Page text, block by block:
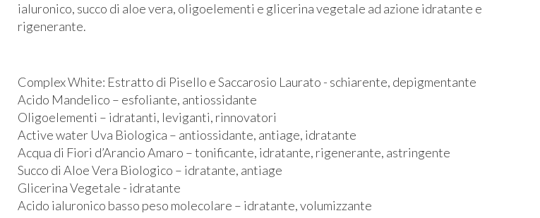
ialuronico, succo di aloe vera, oligoelementi e glicerina vegetale ad azione idratante e
rigenerante.
Complex White: Estratto di Pisello e Saccarosio Laurato - schiarente, depigmentante
Acido Mandelico – esfoliante, antiossidante
Oligoelementi – idratanti, leviganti, rinnovatori
Active water Uva Biologica – antiossidante, antiage, idratante
Acqua di Fiori d’Arancio Amaro – tonificante, idratante, rigenerante, astringente
Succo di Aloe Vera Biologico – idratante, antiage
Glicerina Vegetale - idratante
Acido ialuronico basso peso molecolare – idratante, volumizzante